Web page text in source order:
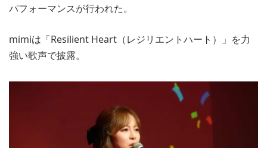
パフォーマンスが行われた。
mimiは「Resilient Heart（レジリエントハート）」を力
強い歌声で披露。